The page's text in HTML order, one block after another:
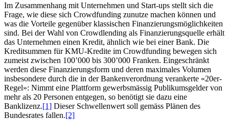
Im Zusammenhang mit Unternehmen und Start-ups stellt sich die
Frage, wie diese sich Crowdfunding zunutze machen können und
was die Vorteile gegenüber klassischen Finanzierungsmöglichkeiten
sind. Bei der Wahl von Crowdlending als Finanzierungsquelle erhält
das Unternehmen einen Kredit, ähnlich wie bei einer Bank. Die
Kreditsummen für KMU-Kredite im Crowdfunding bewegen sich
zumeist zwischen 100’000 bis 300’000 Franken. Eingeschränkt
werden diese Finanzierungsform und deren maximales Volumen
insbesondere durch die in der Bankenverordnung verankerte «20er-
Regel»: Nimmt eine Plattform gewerbsmässig Publikumsgelder von
mehr als 20 Personen entgegen, so benötigt sie dazu eine
Banklizenz.[1] Dieser Schwellenwert soll gemäss Plänen des
Bundesrates fallen.[2]